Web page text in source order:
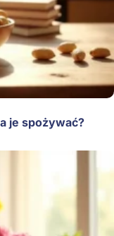
je spożywać?